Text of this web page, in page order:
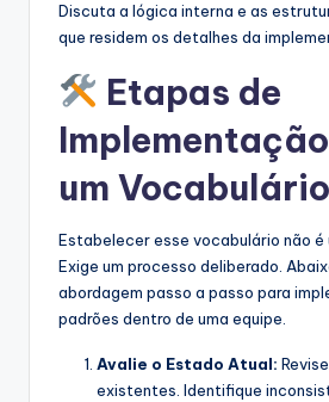
Discuta a lógica interna e as
que residem os detalhes da
Etapas de
um
Estabelecer esse vocabulário não é
Exige um processo deliberado.
abordagem passo a passo para
padrões dentro de uma equipe.
Avalie o Estado Atual:
existentes. Identifique